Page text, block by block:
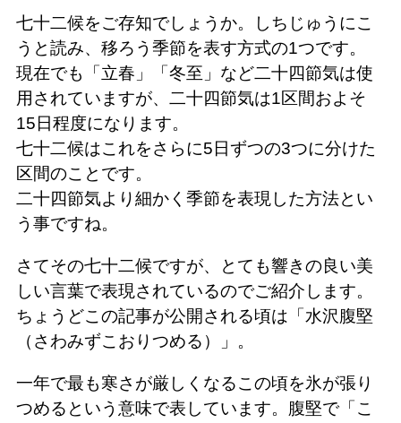
七十二候をご存知でしょうか。しちじゅうにこ
うと読み、移ろう季節を表す方式の1つです。
現在でも「立春」「冬至」など二十四節気は使
用されていますが、二十四節気は1区間およそ
15日程度になります。
七十二候はこれをさらに5日ずつの3つに分けた
区間のことです。
二十四節気より細かく季節を表現した方法とい
う事ですね。
さてその七十二候ですが、とても響きの良い美
しい言葉で表現されているのでご紹介します。
ちょうどこの記事が公開される頃は「水沢腹堅
（さわみずこおりつめる）」。
一年で最も寒さが厳しくなるこの頃を氷が張り
つめるという意味で表しています。腹堅で「こ